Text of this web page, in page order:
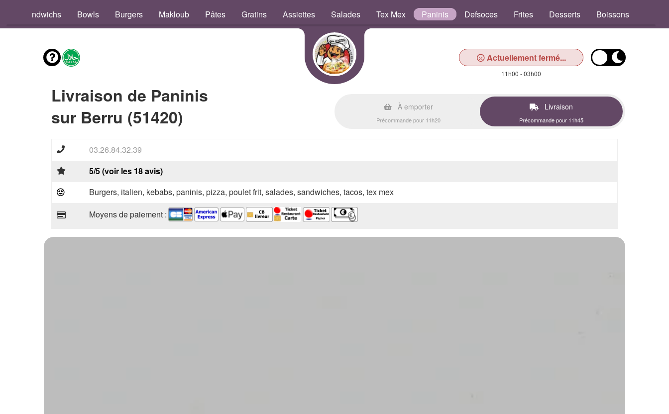
Sandwichs Bowls Burgers Makloub Pâtes Gratins Assiettes Salades Tex Mex Paninis Defsoces Frites Desserts Boissons
Actuellement fermé...
11h00 - 03h00
Livraison de Paninis
sur Berru (51420)
À emporter
Précommande pour 11h20
Livraison
Précommande pour 11h45
03.26.84.32.39
5/5 (voir les 18 avis)
Burgers, italien, kebabs, paninis, pizza, poulet frit, salades, sandwiches, tacos, tex mex
Moyens de paiement :